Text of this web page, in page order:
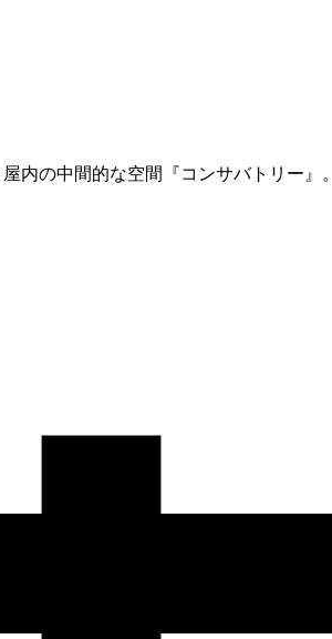
内の中間的な空間『コンサバトリー』。